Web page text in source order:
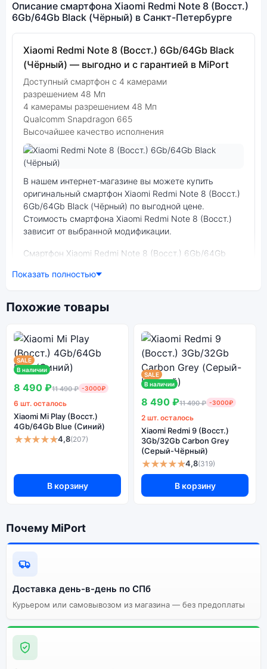
Описание смартфона Xiaomi Redmi Note 8 (Восст.)
6Gb/64Gb Black (Чёрный) в Санкт-Петербурге
Xiaomi Redmi Note 8 (Восст.) 6Gb/64Gb Black
(Чёрный) — выгодно и с гарантией в MiPort
Доступный смартфон с 4 камерами
разрешением 48 Мп
4 камерамы разрешением 48 Мп
Qualcomm Snapdragon 665
Высочайшее качество исполнения
В нашем интернет-магазине вы можете купить
оригинальный смартфон Xiaomi Redmi Note 8 (Восст.)
6Gb/64Gb Black (Чёрный) по выгодной цене.
Стоимость смартфона Xiaomi Redmi Note 8 (Восст.)
зависит от выбранной модификации.
смартфон Xiaomi Redmi Note 8 (Восст.) 6Gb/64Gb
производительности и дизайна. Модель доступна в
свои задачи.
Ознакомиться с детальными характеристиками
Xiaomi Redmi Note 8 (Восст.) 6Gb/64Gb Black
(Чёрный) можно ниже, в разделе «Характеристики».
Если выбранной конфигурации нет в наличии —
оформите заказ на сайте, и мы привезём её в
кратчайшие сроки. Доступна экспресс-доставка по
Санкт-Петербургу и самовывоз.
Почему стоит купить смартфон
Xiaomi Redmi Note 8 (Восст.)
6Gb/64Gb Black (Чёрный):
аккумулятор
цветов и моделей
Стоимость смартфона
(Восст.) 6Gb/64Gb Black
Показать полностью
Похожие товары
SALE
В наличии
8 490 ₽11 490 ₽ -3000₽
6 шт. осталось
Xiaomi Mi Play (Восст.)
4Gb/64Gb Blue (Синий)
★★★★★4,8(207)
В корзину
SALE
В наличии
8 490 ₽11 490 ₽ -3000₽
2 шт. осталось
Xiaomi Redmi 9 (Восст.)
3Gb/32Gb Carbon Grey
(Серый-Чёрный)
★★★★★4,8(319)
В корзину
Почему MiPort
Доставка день-в-день по СПб
Курьером или самовывозом из магазина — без предоплаты